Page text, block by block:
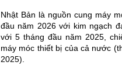
Nhật Bản là nguồn cung máy
đầu năm 2026 với kim ngạch
với 5 tháng đầu năm 2025,
máy móc thiết bị của cả nước
2025).